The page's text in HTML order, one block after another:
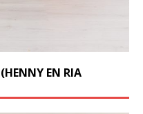
EN RIA